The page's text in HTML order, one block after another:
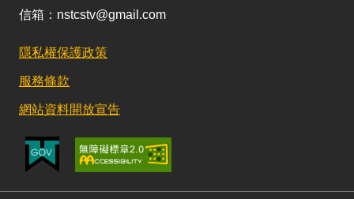
信箱：nstcstv@gmail.com
隱私權保護政策
服務條款
網站資料開放宣告